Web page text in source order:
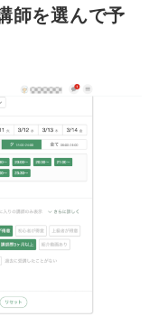
師を選んで予